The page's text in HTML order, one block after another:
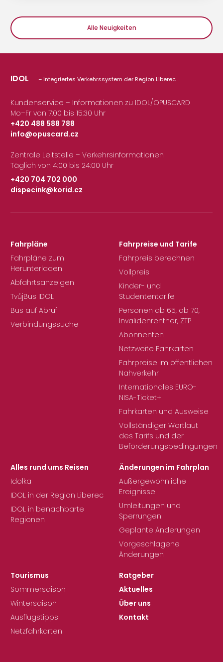
Alle Neuigkeiten
IDOL – Integriertes Verkehrssystem der Region Liberec
Kundenservice – Informationen zu IDOL/OPUSCARD
Mo–Fr von 7:00 bis 15:30 Uhr
+420 488 588 788
|
info@opuscard.cz
Zentrale Leitstelle – Verkehrsinformationen
Täglich von 4:00 bis 24:00 Uhr
+420 704 702 000
|
dispecink@korid.cz
Fahrpläne
Fahrpläne zum
Herunterladen
Abfahrtsanzeigen
TvůjBus IDOL
Bus auf Abruf
Verbindungssuche
Fahrpreise und Tarife
Fahrpreis berechnen
Vollpreis
Kinder- und
Studententarife
Personen ab 65, ab 70,
Invalidenrentner, ZTP
Abonnenten
Netzweite Fahrkarten
Fahrpreise im öffentlichen
Nahverkehr
Internationales EURO-
NISA-Ticket+
Fahrkarten und Ausweise
Vollständiger Wortlaut
des Tarifs und der
Beförderungsbedingungen
Alles rund ums Reisen
Idolka
IDOL in der Region Liberec
IDOL in benachbarte
Regionen
Änderungen im Fahrplan
Außergewöhnliche
Ereignisse
Umleitungen und
Sperrungen
Geplante Änderungen
Vorgeschlagene
Änderungen
Tourismus
Sommersaison
Wintersaison
Ausflugstipps
Netzfahrkarten
Ratgeber
Aktuelles
Über uns
Kontakt